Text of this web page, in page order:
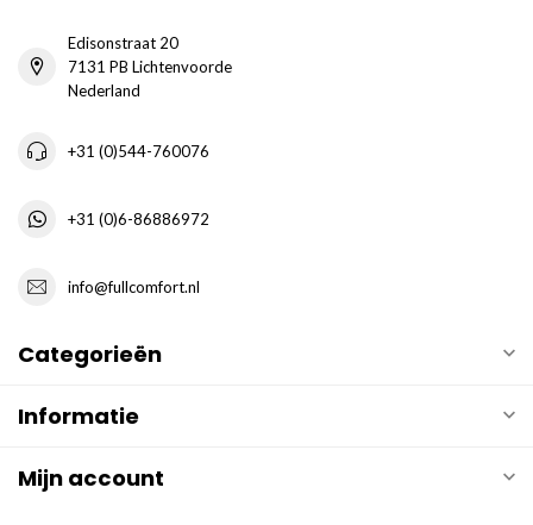
Edisonstraat 20
7131 PB Lichtenvoorde
Nederland
+31 (0)544-760076
+31 (0)6-86886972
info@fullcomfort.nl
Categorieën
Informatie
Mijn account